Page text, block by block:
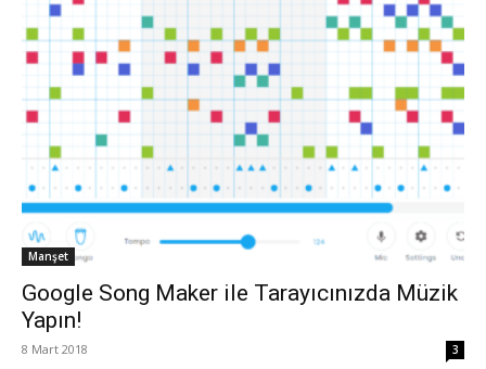
Manşet
Google Song Maker ile Tarayıcınızda Müzik
Yapın!
8 Mart 2018 3